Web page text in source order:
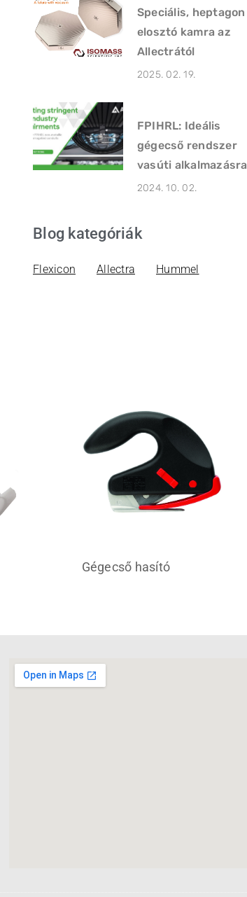
Speciális, heptagon
elosztó kamra az
Allectrától
2025. 02. 19.
FPIHRL: Ideális
gégecső rendszer
vasúti alkalmazásra
2024. 10. 02.
Blog kategóriák
Flexicon Allectra Hummel
Gégecső hasító